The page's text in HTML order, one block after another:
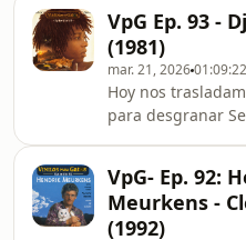
gran momento.
capítulo
catalana
una figura cuya
más de cuatro
sensibilidad, se
necesario entre
Nova Cançó y la
cosmopolita impr
VpG Ep. 93 -
(1981)
mar. 21, 202601:09:22
Hoy nos
para desgranar
culminación de la
artista con la
y representa un
VpG- Ep. 92:
Meurkens -
(1992)